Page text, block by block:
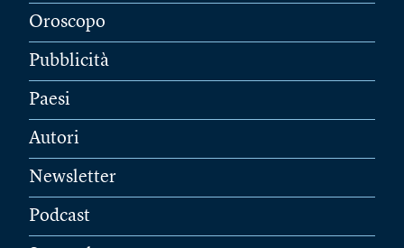
Oroscopo
Pubblicità
Paesi
Autori
Newsletter
Podcast